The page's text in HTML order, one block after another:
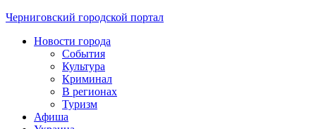
Черниговский городской портал
Новости города
События
Культура
Криминал
В регионах
Туризм
Афиша